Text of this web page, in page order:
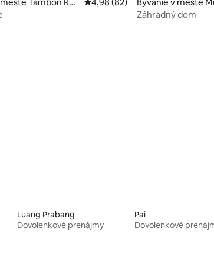
Tambon Rop
Priemerné ohodnotenie 4,98 z
4,98 (82)
Bývanie v meste
ng Rai
Záhradný dom
Luang Prabang
Dovolenkové prenájmy
Pai
Dovolenkové